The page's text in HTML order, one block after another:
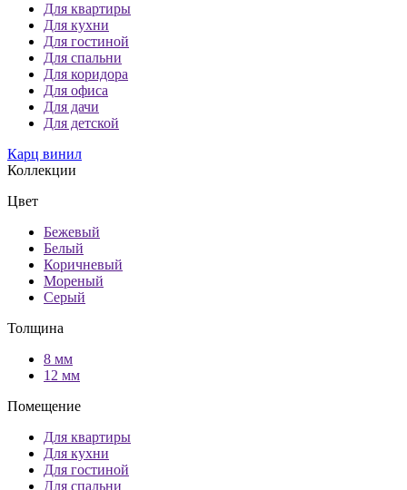
Для квартиры
Для кухни
Для гостиной
Для спальни
Для коридора
Для офиса
Для дачи
Для детской
Карц винил
Коллекции
Цвет
Бежевый
Белый
Коричневый
Мореный
Серый
Толщина
8 мм
12 мм
Помещение
Для квартиры
Для кухни
Для гостиной
Для спальни